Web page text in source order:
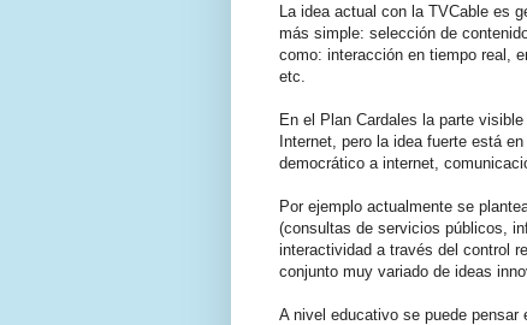
La idea actual con la TVCable es
más simple: selección de
como: interacción en tiempo real,
etc.
En el Plan Cardales la parte
Internet, pero la idea fuerte está
democrático a internet,
Por ejemplo actualmente se
(consultas de servicios públicos,
interactividad a través del control
conjunto muy variado de ideas
A nivel educativo se puede